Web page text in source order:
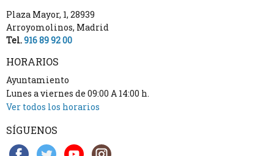
Plaza Mayor, 1, 28939
Arroyomolinos, Madrid
Tel.916 89 92 00
HORARIOS
Ayuntamiento
Lunes a viernes de 09:00 A 14:00 h.
Ver todos los horarios
SÍGUENOS